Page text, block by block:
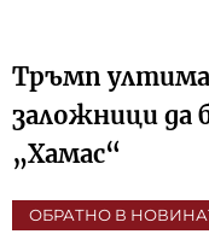
Тръмп
заложници да
„Хамас“
ОБРАТНО В